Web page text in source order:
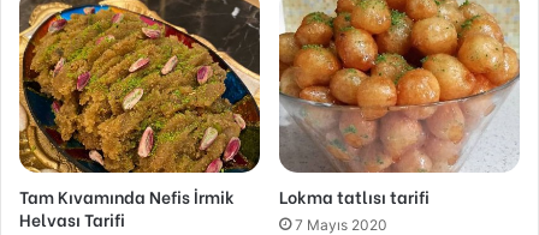
Tam Kıvamında Nefis İrmik
Helvası Tarifi
Lokma tatlısı tarifi
7 Mayıs 2020